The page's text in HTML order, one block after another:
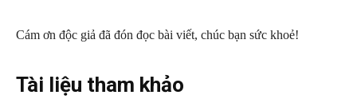
Cám ơn độc giả đã đón đọc bài viết, chúc bạn sức khoẻ!
Tài liệu tham khảo